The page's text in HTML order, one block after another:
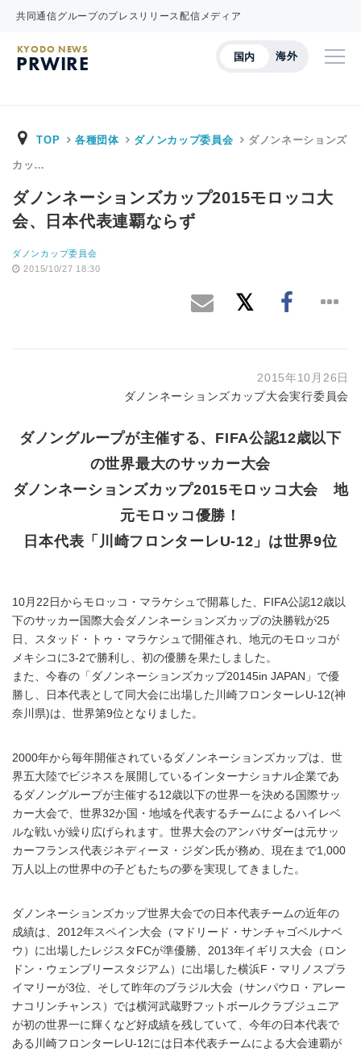
共同通信グループのプレスリリース配信メディア
国内 海外
KYODO NEWS
PRWIRE
TOP 各種団体 ダノンカップ委員会 ダノンネーションズ
カッ…
ダノンネーションズカップ2015モロッコ大
会、日本代表連覇ならず
ダノンカップ委員会
2015/10/27 18:30
2015年10月26日
ダノンネーションズカップ大会実行委員会
ダノングループが主催する、FIFA公認12歳以下
の世界最大のサッカー大会
ダノンネーションズカップ2015モロッコ大会 地
元モロッコ優勝！
日本代表「川崎フロンターレU-12」は世界9位
10月22日からモロッコ・マラケシュで開幕した、FIFA公認12歳以
下のサッカー国際大会ダノンネーションズカップの決勝戦が25
日、スタッド・トゥ・マラケシュで開催され、地元のモロッコが
メキシコに3-2で勝利し、初の優勝を果たしました。
また、今春の「ダノンネーションズカップ20145in JAPAN」で優
勝し、日本代表として同大会に出場した川崎フロンターレU-12(神
奈川県)は、世界第9位となりました。
2000年から毎年開催されているダノンネーションズカップは、世
界五大陸でビジネスを展開しているインターナショナル企業であ
るダノングループが主催する12歳以下の世界一を決める国際サッ
カー大会で、世界32か国・地域を代表するチームによるハイレベ
ルな戦いが繰り広げられます。世界大会のアンバサダーは元サッ
カーフランス代表ジネディーヌ・ジダン氏が務め、現在まで1,000
万人以上の世界中の子どもたちの夢を実現してきました。
ダノンネーションズカップ世界大会での日本代表チームの近年の
成績は、2012年スペイン大会（マドリード・サンチャゴベルナベ
ウ）に出場したレジスタFCが準優勝、2013年イギリス大会（ロン
ドン・ウェンブリースタジアム）に出場した横浜F・マリノスプラ
イマリーが3位、そして昨年のブラジル大会（サンパウロ・アレー
ナコリンチャンス）では横河武蔵野フットボールクラブジュニア
が初の世界一に輝くなど好成績を残していて、今年の日本代表で
ある川崎フロンターレU-12には日本代表チームによる大会連覇が